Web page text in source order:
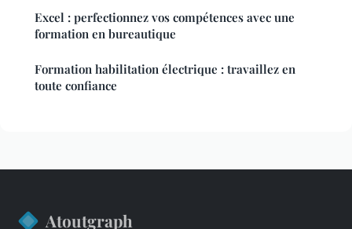
Excel : perfectionnez vos compétences avec une
formation en bureautique
Formation habilitation électrique : travaillez en
toute confiance
Atoutgraph